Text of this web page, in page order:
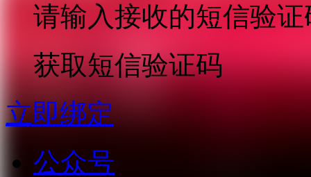
请输入接收的短信验证
获取短信验证码
立即绑定
公众号